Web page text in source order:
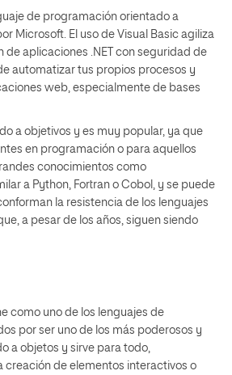
de programación orientado a
Microsoft. El uso de Visual Basic agiliza
de aplicaciones .NET con seguridad de
automatizar tus propios procesos y
web, especialmente de bases
a objetivos y es muy popular, ya que
en programación o para aquellos
conocimientos como
a Python, Fortran o Cobol, y se puede
la resistencia de los lenguajes
a pesar de los años, siguen siendo
como uno de los lenguajes de
por ser uno de los más poderosos y
a objetos y sirve para todo,
creación de elementos interactivos o